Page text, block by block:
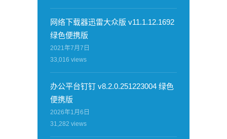
网络下载器迅雷大众版 v11.1.12.1692
绿色便携版
2021年7月7日
33,016 views
办公平台钉钉 v8.2.0.251223004 绿色
便携版
2026年1月6日
31,282 views